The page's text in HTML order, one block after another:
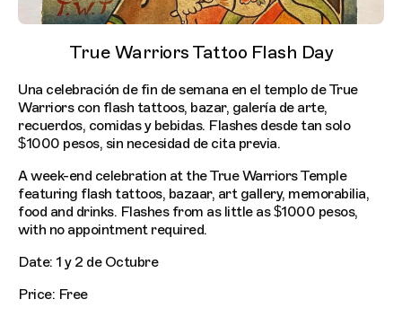
True Warriors Tattoo Flash Day
Una celebración de fin de semana en el templo de True
Warriors con flash tattoos, bazar, galería de arte,
recuerdos, comidas y bebidas. Flashes desde tan solo
$1000 pesos, sin necesidad de cita previa.
A week-end celebration at the True Warriors Temple
featuring flash tattoos, bazaar, art gallery, memorabilia,
food and drinks. Flashes from as little as $1000 pesos,
with no appointment required.
Date: 1 y 2 de Octubre
Price: Free